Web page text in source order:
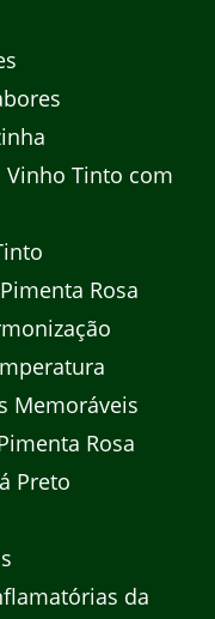
Vinho Tinto com
Rosa
Memoráveis
Rosa
Preto
da